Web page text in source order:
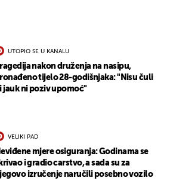
UTOPIO SE U KANALU
nakon druženja na nasipu,
tijelo 28-godišnjaka: "Nisu čuli
jauk ni poziv upomoć"
VELIKI PAD
mjere osiguranja: Godinama se
i gradio carstvo, a sada su za
izručenje naručili posebno vozilo
NOTIFIKACIJE